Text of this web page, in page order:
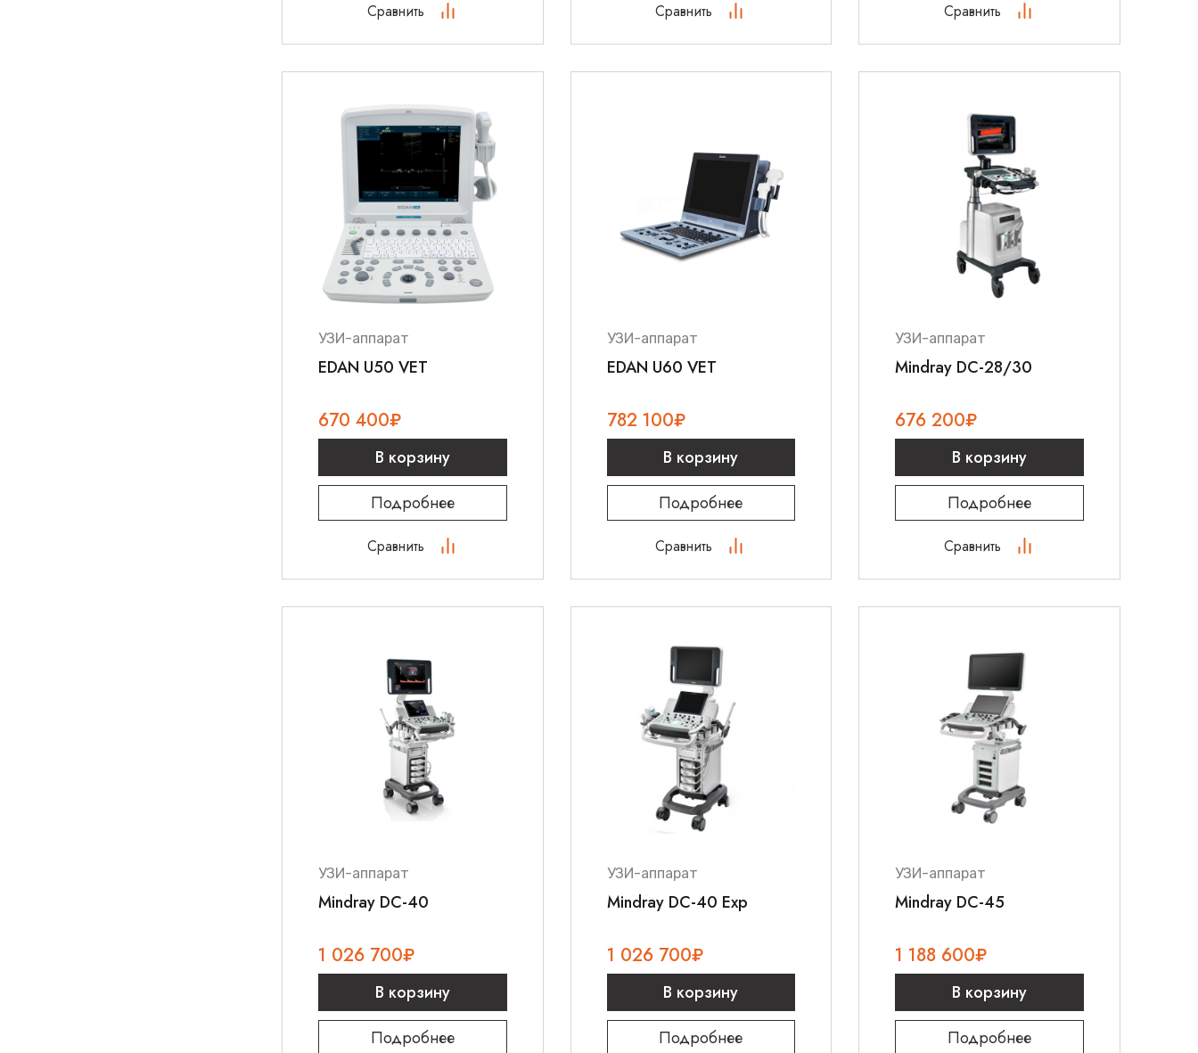
Сравнить Сравнить Сравнить
УЗИ-аппарат
EDAN U50 VET
670 400₽
В корзину
Подробнее
Сравнить
УЗИ-аппарат
EDAN U60 VET
782 100₽
В корзину
Подробнее
Сравнить
УЗИ-аппарат
Mindray DC-28/30
676 200₽
В корзину
Подробнее
Сравнить
УЗИ-аппарат
Mindray DC-40
1 026 700₽
В корзину
Подробнее
УЗИ-аппарат
Mindray DC-40 Exp
1 026 700₽
В корзину
Подробнее
УЗИ-аппарат
Mindray DC-45
1 188 600₽
В корзину
Подробнее